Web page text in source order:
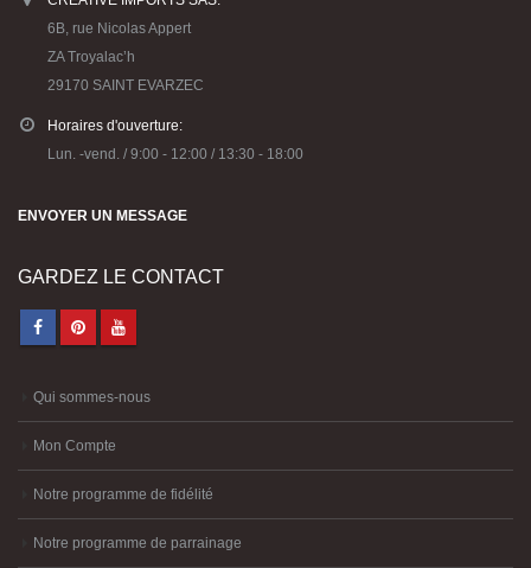
6B, rue Nicolas Appert
ZA Troyalac’h
29170 SAINT EVARZEC
Horaires d'ouverture:
Lun. -vend. / 9:00 - 12:00 / 13:30 - 18:00
ENVOYER UN MESSAGE
GARDEZ LE CONTACT
Qui sommes-nous
Mon Compte
Notre programme de fidélité
Notre programme de parrainage